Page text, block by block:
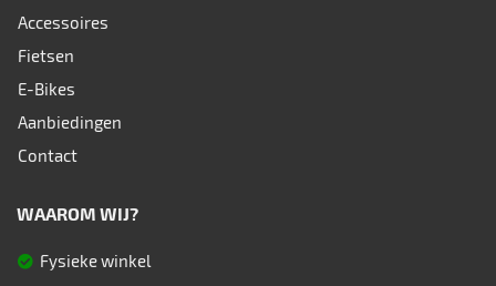
Accessoires
Fietsen
E-Bikes
Aanbiedingen
Contact
WAAROM WIJ?
Fysieke winkel